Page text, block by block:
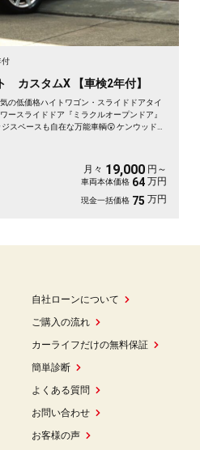
付
カスタムX 【車検2年付】
の低価格ハイトワゴン・スライドドアタイ
ースライドドア『ミラクルオープンドア』
スペースも自在な万能車輌😲 ケンウッドメ
ンプ🌈🚗
月々 19,000 円～
車両本体価格 64 万円
現金一括価格 75 万円
自社ローンについて
ご購入の流れ
カーライフだけの無料保証
簡単診断
よくある質問
お問い合わせ
お客様の声